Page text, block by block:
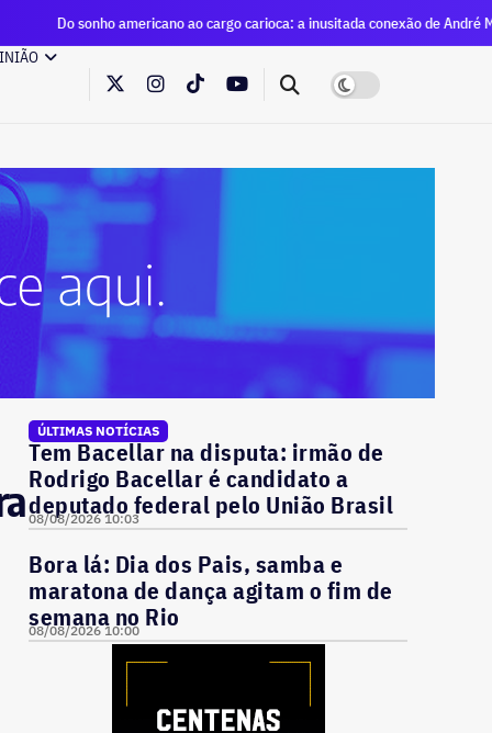
americano ao cargo carioca: a inusitada conexão de André Marinho com
ÚLTIMAS NOTÍCIAS
Tem Bacellar na disputa: irmão de
Rodrigo Bacellar é candidato a
deputado federal pelo União Brasil
08/08/2026 10:03
Bora lá: Dia dos Pais, samba e
maratona de dança agitam o fim de
semana no Rio
08/08/2026 10:00